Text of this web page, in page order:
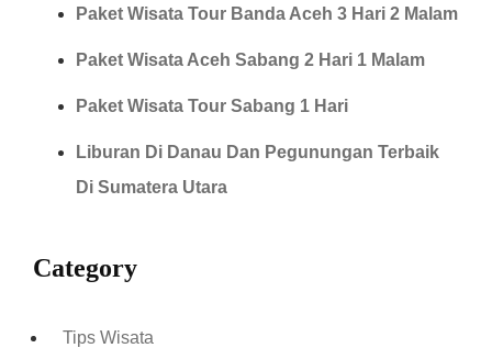
Paket Wisata Tour Banda Aceh 3 Hari 2 Malam
Paket Wisata Aceh Sabang 2 Hari 1 Malam
Paket Wisata Tour Sabang 1 Hari
Liburan Di Danau Dan Pegunungan Terbaik
Di Sumatera Utara
Category
Tips Wisata